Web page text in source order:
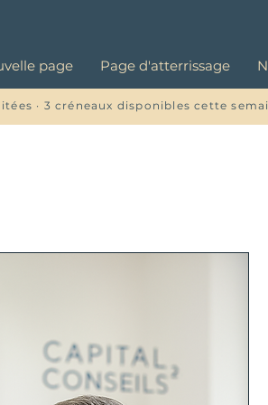
page Page d'atterrissage
· 3 créneaux disponibles cette